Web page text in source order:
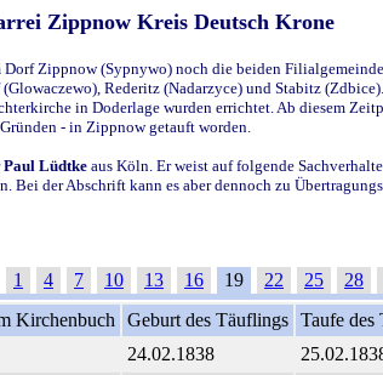
Zippnow Kreis Deutsch Krone
Zippnow (Sypnywo) noch die beiden
Rederitz (Nadarzyce) und Stabitz
in Doderlage wurden errichtet. Ab diesem
- in Zippnow getauft worden.
Paul Lüdtke aus Köln. Er weist auf folgende
der Abschrift kann es aber dennoch zu
1 4 7 10 13 16 19 22 25 28
Kirchenbuch Geburt des Täuflings Taufe des
24.02.1838